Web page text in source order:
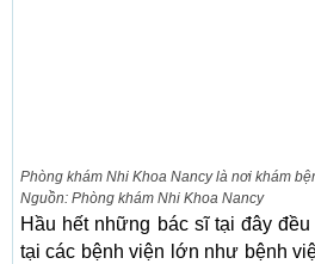
Phòng khám Nhi Khoa Nancy là nơi khám
Nguồn: Phòng khám Nhi Khoa Nancy
Hầu hết những bác sĩ tại đây
tại các bệnh viện lớn như bệnh